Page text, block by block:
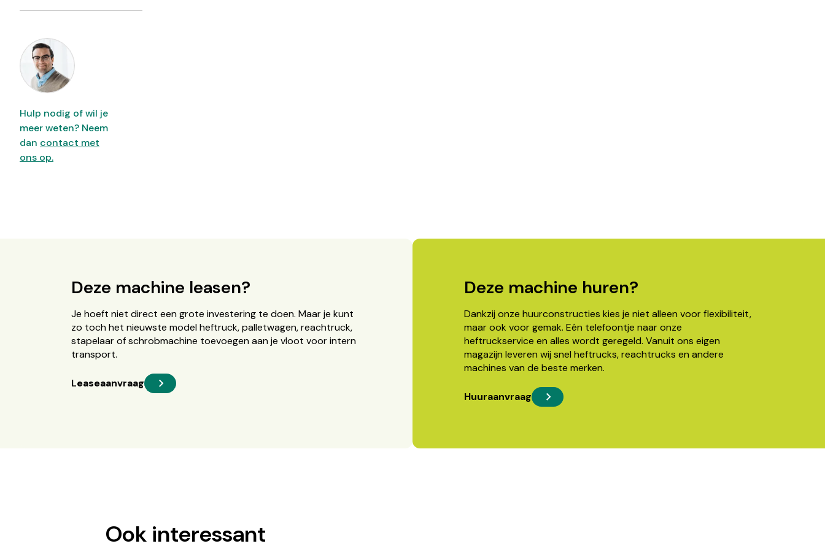
Hulp nodig of wil je
meer weten? Neem
dan contact met
ons op.
Deze machine leasen?
Je hoeft niet direct een grote investering te doen. Maar je kunt
zo toch het nieuwste model heftruck, palletwagen, reachtruck,
stapelaar of schrobmachine toevoegen aan je vloot voor intern
transport.
Leaseaanvraag
Deze machine huren?
Dankzij onze huurconstructies kies je niet alleen voor flexibiliteit,
maar ook voor gemak. Eén telefoontje naar onze
heftruckservice en alles wordt geregeld. Vanuit ons eigen
magazijn leveren wij snel heftrucks, reachtrucks en andere
machines van de beste merken.
Huuraanvraag
Ook interessant